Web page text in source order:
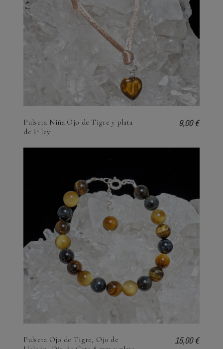
Pulsera Niña Ojo de Tigre y plata
de 1ª ley
9,00 €
Pulsera Ojo de Tigre, Ojo de
15,00 €